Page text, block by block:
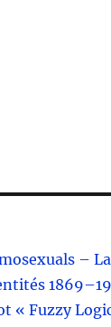
–
« Fuzzy